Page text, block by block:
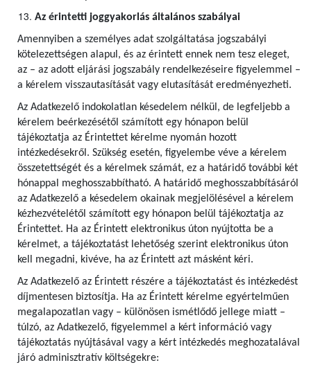
Az érintetti joggyakorlás általános szabályai
Amennyiben a személyes adat szolgáltatása jogszabályi
kötelezettségen alapul, és az érintett ennek nem tesz eleget,
az – az adott eljárási jogszabály rendelkezéseire figyelemmel –
a kérelem visszautasítását vagy elutasítását eredményezheti.
Az Adatkezelő indokolatlan késedelem nélkül, de legfeljebb a
kérelem beérkezésétől számított egy hónapon belül
tájékoztatja az Érintettet kérelme nyomán hozott
intézkedésekről. Szükség esetén, figyelembe véve a kérelem
összetettségét és a kérelmek számát, ez a határidő további két
hónappal meghosszabbítható. A határidő meghosszabbításáról
az Adatkezelő a késedelem okainak megjelölésével a kérelem
kézhezvételétől számított egy hónapon belül tájékoztatja az
Érintettet. Ha az Érintett elektronikus úton nyújtotta be a
kérelmet, a tájékoztatást lehetőség szerint elektronikus úton
kell megadni, kivéve, ha az Érintett azt másként kéri.
Az Adatkezelő az Érintett részére a tájékoztatást és intézkedést
díjmentesen biztosítja. Ha az Érintett kérelme egyértelműen
megalapozatlan vagy – különösen ismétlődő jellege miatt –
túlzó, az Adatkezelő, figyelemmel a kért információ vagy
tájékoztatás nyújtásával vagy a kért intézkedés meghozatalával
járó adminisztratív költségekre: